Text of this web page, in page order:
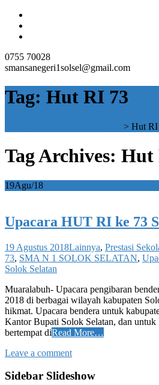
0755 70028
smansanegeri1solsel@gmail.com
Tag: Hut RI 73
> Hut RI
Tag Archives: Hut
19Agu/18
Upacara HUT RI ke 73
19 Agustus 2018Lainnya, Prestasi
73, SMA N 1 SOLOK SELATAN,
Solok Selatan
Muaralabuh- Upacara pengibaran
2018 di berbagai wilayah kabupaten
hikmat. Upacara bendera untuk
Kantor Bupati Solok Selatan, dan untuk
bertempat diRead More…
Leave a comment
Sidebar Slideshow